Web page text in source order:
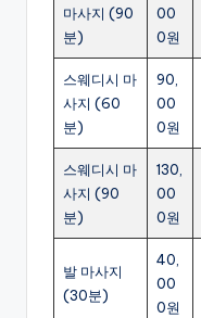
마사지 (90
분)
00
0원
스웨디시 마
사지 (60
분)
90,
00
0원
스웨디시 마
사지 (90
분)
130,
00
0원
발 마사지
(30분)
40,
00
0원